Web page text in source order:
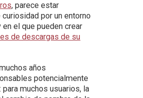
, parece estar
por un entorno
el que pueden crear
de descargas de su
años
potencialmente
muchos usuarios, la